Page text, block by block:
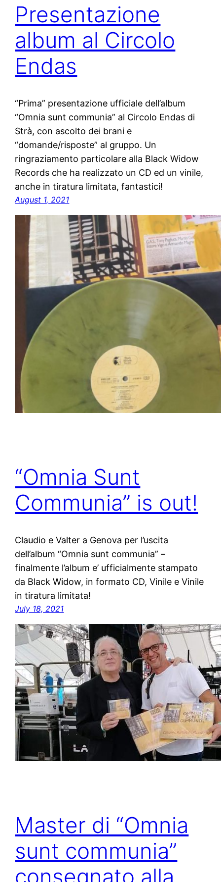
Presentazione
album al Circolo
Endas
“Prima” presentazione ufficiale dell’album
“Omnia sunt communia” al Circolo Endas di
Strà, con ascolto dei brani e
“domande/risposte” al gruppo. Un
ringraziamento particolare alla Black Widow
Records che ha realizzato un CD ed un vinile,
anche in tiratura limitata, fantastici!
August 1, 2021
“Omnia Sunt
Communia” is out!
Claudio e Valter a Genova per l’uscita
dell’album “Omnia sunt communia” –
finalmente l’album e’ ufficialmente stampato
da Black Widow, in formato CD, Vinile e Vinile
in tiratura limitata!
July 18, 2021
Master di “Omnia
sunt communia”
consegnato alla